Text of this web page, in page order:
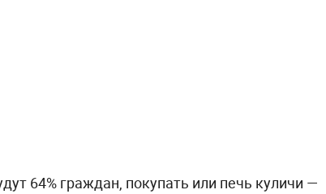
64% граждан, покупать или печь куличи —